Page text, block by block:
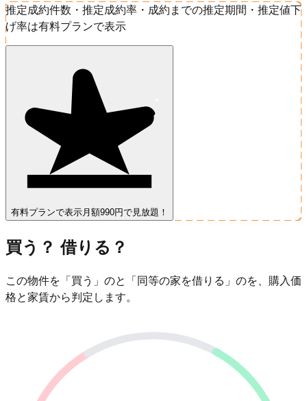
推定成約件数・推定成約率・成約までの推定期間・推定値下
げ率は有料プランで表示
有料プランで表示 月額990円で見放題！
買う？ 借りる？
この物件を「買う」のと「同等の家を借りる」のを、購入価
格と家賃から判定します。